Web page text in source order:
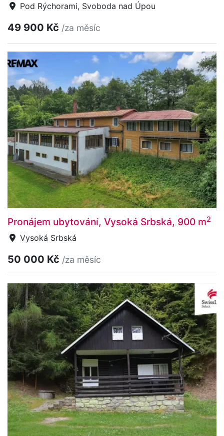
Pod Rýchorami, Svoboda nad Úpou
49 900 Kč /za měsíc
Pronájem ubytování, Vysoká Srbská, 900 m2
Vysoká Srbská
50 000 Kč /za měsíc